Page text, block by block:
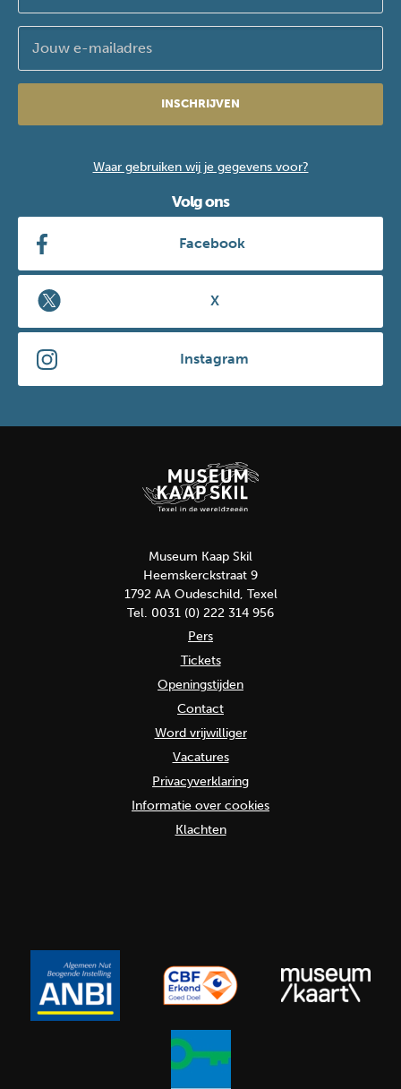
INSCHRIJVEN
Waar gebruiken wij je gegevens voor?
Volg ons
Facebook
X
Instagram
Museum Kaap Skil
Heemskerckstraat 9
1792 AA Oudeschild, Texel
Tel. 0031 (0) 222 314 956
Pers
Tickets
Openingstijden
Contact
Word vrijwilliger
Vacatures
Privacyverklaring
Informatie over cookies
Klachten